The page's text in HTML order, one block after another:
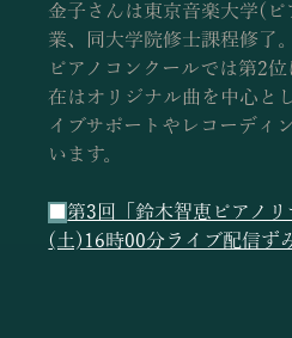
金子さんは東京音楽大学(
業、同大学院修士課程修了
ピアノコンクールでは第2
在はオリジナル曲を中心と
イブサポートやレコーディ
います。
第3回「鈴木智恵ピアノ
(土)16時00分ライブ配信ず